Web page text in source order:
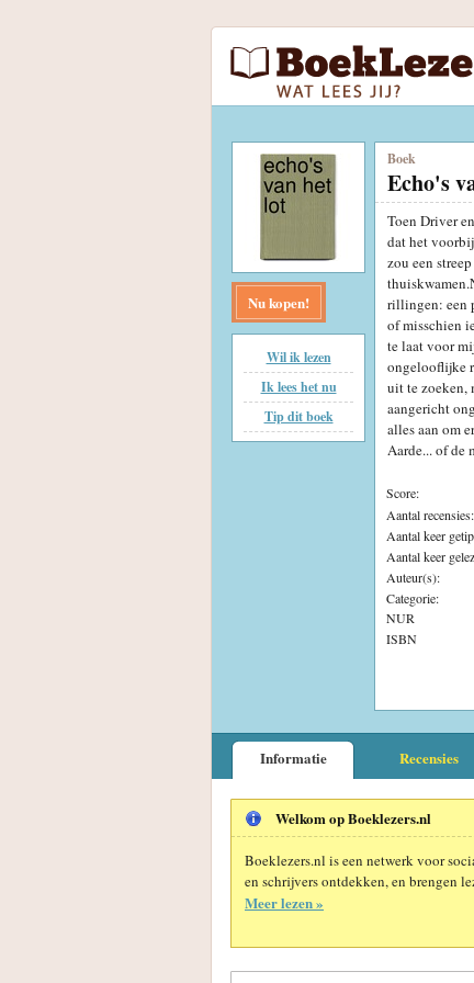
Nu kopen!
Wil ik lezen
Ik lees het nu
Tip dit boek
Boek
Echo's
Toen Driver
dat het
zou een
rillingen: een
of misschien
te laat voor
ongelooflijke
uit te zoeken,
aangericht
alles aan om
Aarde... of de
Score:
Aantal recensies:
Aantal keer
Aantal keer
Auteur(s):
Categorie:
NUR
ISBN
Informatie Recensies
Welkom op Boeklezers.nl
Boeklezers.nl is een netwerk voor
en schrijvers ontdekken, en brengen
Meer lezen »